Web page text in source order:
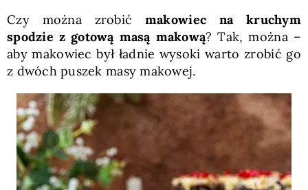
Czy można zrobić makowiec na kruchym
spodzie z gotową masą makową? Tak, można –
aby makowiec był ładnie wysoki warto zrobić go
z dwóch puszek masy makowej.